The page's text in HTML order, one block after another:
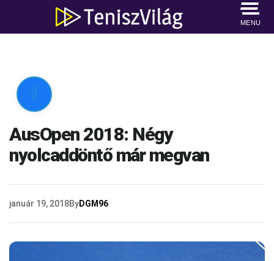
MENU

AusOpen 2018: Négy
nyolcaddöntő már megvan
január 19, 2018ByDGM96